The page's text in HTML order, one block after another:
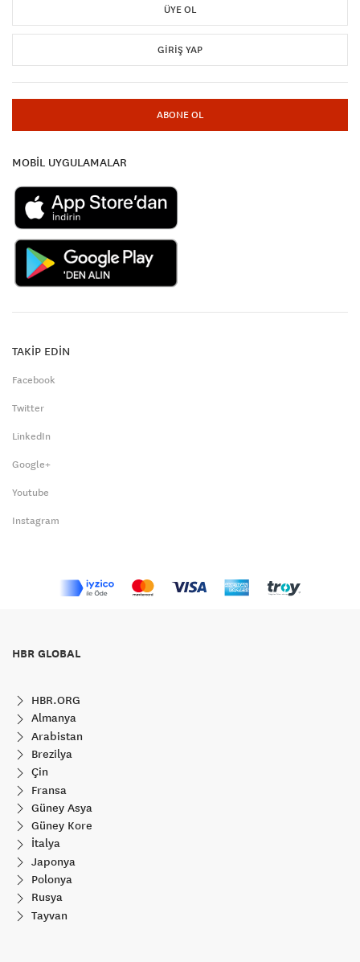
ÜYE OL
GIRIŞ YAP
ABONE OL
MOBİL UYGULAMALAR
TAKİP EDİN
Facebook
Twitter
LinkedIn
Google+
Youtube
Instagram
HBR GLOBAL
HBR.ORG
Almanya
Arabistan
Brezilya
Çin
Fransa
Güney Asya
Güney Kore
İtalya
Japonya
Polonya
Rusya
Tayvan